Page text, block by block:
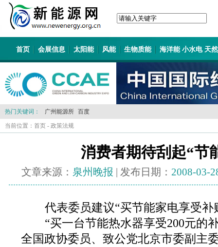
首页 会展信息 太阳能 风能 生物质能 海洋能 小水电 天
热门关键词： 广州能源所 百度
当前位置： 首页 - 政策法规
消费者期待刮起“节
文章来源： 泉州晚报 | 发布日期： 2008-03-
代表委员建议“买节能家电享受补
“买一台节能热水器享受200元的
全国政协委员、致公党北京市委副主